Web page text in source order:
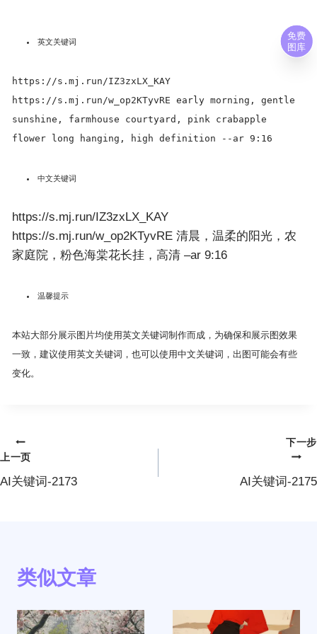
英文关键词
https://s.mj.run/IZ3zxLX_KAY
https://s.mj.run/w_op2KTyvRE early morning, gentle
sunshine, farmhouse courtyard, pink crabapple
flower long hanging, high definition --ar 9:16
中文关键词
https://s.mj.run/IZ3zxLX_KAY
https://s.mj.run/w_op2KTyvRE 清晨，温柔的阳光，农
家庭院，粉色海棠花长挂，高清 –ar 9:16
温馨提示
本站大部分展示图片均使用英文关键词制作而成，为确保和展示图效果
一致，建议使用英文关键词，也可以使用中文关键词，出图可能会有些
变化。
文
章
上一页
AI关键词-2173
下一步
AI关键词-2175
类似文章
免费
图库